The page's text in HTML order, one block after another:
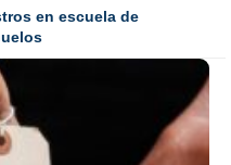
en escuela de